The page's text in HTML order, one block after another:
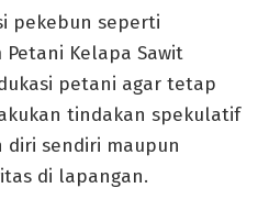
pekebun seperti
Petani Kelapa Sawit
petani agar tetap
tindakan spekulatif
diri sendiri maupun
di lapangan.